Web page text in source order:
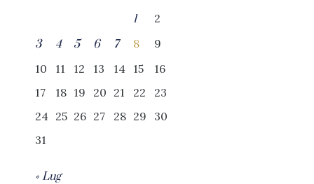
1
2
3
4 5 6 7 8
9
10
11 12 13 14 15
16
17
18 19 20 21 22
23
24 25 26 27 28 29
30
31
« Lug